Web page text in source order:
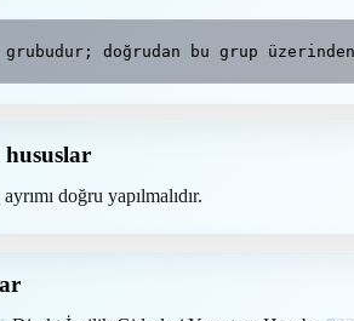
doğrudan bu grup
hususlar
doğru yapılmalıdır.